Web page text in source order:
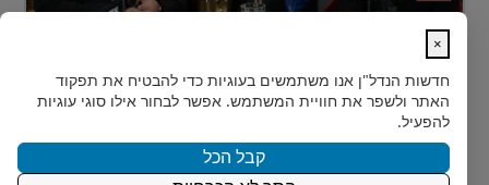
הראשון?
רבים מאיתנו הישראלים חולמים על השקעת נדל״ן – אבל
נתקעים בשלב הראשון.
×
חדשות הנדל"ן אנו משתמשים בעוגיות כדי להבטיח את תפקוד
האתר ולשפר את חוויית המשתמש. אפשר לבחור אילו סוגי עוגיות
להפעיל.
קבל הכל